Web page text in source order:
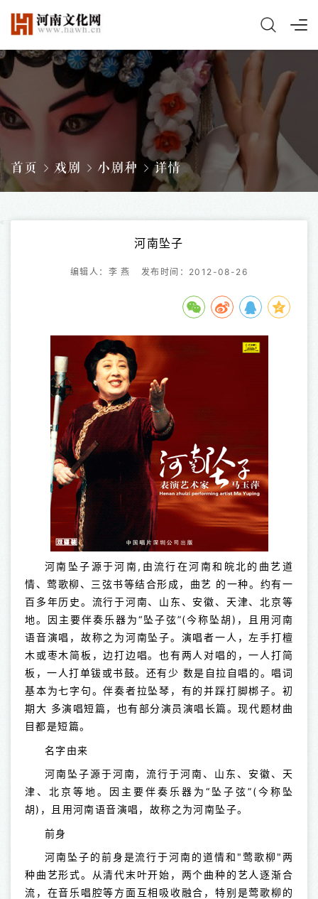
首页 戏剧 小剧种 详情
河南坠子
编辑人：李 燕 发布时间：2012-08-26
河南坠子源于河南,由流行在河南和皖北的曲艺道
情、莺歌柳、三弦书等结合形成，曲艺 的一种。约有一
百多年历史。流行于河南、山东、安徽、天津、北京等
地。因主要伴奏乐器为“坠子弦”(今称坠胡)，且用河南
语音演唱，故称之为河南坠子。演唱者一人，左手打檀
木或枣木简板，边打边唱。也有两人对唱的，一人打简
板，一人打单钹或书鼓。还有少 数是自拉自唱的。唱词
基本为七字句。伴奏者拉坠琴，有的并踩打脚梆子。初
期大 多演唱短篇，也有部分演员演唱长篇。现代题材曲
目都是短篇。
名字由来
河南坠子源于河南，流行于河南、山东、安徽、天
津、北京等地。因主要伴奏乐器为“坠子弦”(今称坠
胡)，且用河南语音演唱，故称之为河南坠子。
前身
河南坠子的前身是流行于河南的道情和"莺歌柳"两
种曲艺形式。从清代末叶开始，两个曲种的艺人逐渐合
流，在音乐唱腔等方面互相吸收融合，特别是莺歌柳的